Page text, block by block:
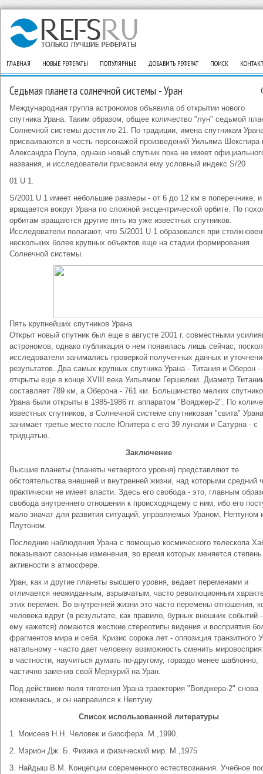
ГЛАВНАЯ НОВЫЕ РЕФЕРАТЫ ПОПУЛЯРНЫЕ ДОБАВИТЬ РЕФЕРАТ ПОИСК
Седьмая планета солнечной системы - Уран
Международная группа астрономов объявила об открытии нового
спутника Урана. Таким образом, общее количество "лун" седьмой
Солнечной системы достигло 21. По традиции, имена спутникам
присваиваются в честь персонажей произведений Уильяма Шекспира
Александра Поупа, однако новый спутник пока не имеет
названия, и исследователи присвоили ему условный индекс S/20
01 U 1.
S/2001 U 1 имеет небольшие размеры - от 6 до 12 км в поперечнике, и
вращается вокруг Урана по сложной эксцентрической орбите. По
орбитам вращаются другие пять из уже известных спутников.
Исследователи полагают, что S/2001 U 1 образовался при
нескольких более крупных объектов еще на стадии формирования
Солнечной системы.
Пять крупнейших спутников Урана
Открыт новый спутник был еще в августе 2001 г. совместными
астрономов, однако публикация о нем появилась лишь сейчас,
исследователи занимались проверкой полученных данных и
результатов. Два самых крупных спутника Урана - Титания и Оберон
открыты еще в конце XVIII века Уильямом Гершелем. Диаметр
составляет 789 км, а Оберона - 761 км. Большинство мелких
Урана были открыты в 1985-1986 гг. аппаратом "Вояджер-2". По
известных спутников, в Солнечной системе спутниковая "свита" Урана
занимает третье место после Юпитера с его 39 лунами и Сатурна - с
тридцатью.
Заключение
Высшие планеты (планеты четвертого уровня) представляют те
обстоятельства внешней и внутренней жизни, над которыми средний
практически не имеет власти. Здесь его свобода - это, главным
свобода внутреннего отношения к происходящему с ним, ибо его
мало значат для развития ситуаций, управляемых Ураном, Нептуном
Плутоном.
Последние наблюдения Урана с помощью космического телескопа
показывают сезонные изменения, во время которых меняется степень
активности в атмосфере.
Уран, как и другие планеты высшего уровня, ведает переменами и
отличается неожиданным, взрывчатым, часто революционным
этих перемен. Во внутренней жизни это часто перемены отношения,
человека вдруг (в результате, как правило, бурных внешних событий -
ему кажется) ломаются жесткие стереотипы видения и восприятия
фрагментов мира и себя. Кризис сорока лет - оппозиция транзитного
натальному - часто дает человеку возможность сменить
в частности, научиться думать по-другому, гораздо менее шаблонно,
частично заменив свой Меркурий на Уран.
Под действием поля тяготения Урана траектория "Вояджера-2" снова
изменилась, и он направился к Нептуну
Список использованной литературы
1. Моисеев Н.Н. Человек и биосфера. М.,1990.
2. Мэрион Дж. Б. Физика и физический мир. М.,1975
3. Найдыш В.М. Концепции современного естествознания. Учебное